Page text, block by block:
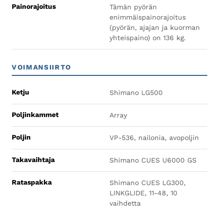
Painorajoitus
Tämän pyörän
enimmäispainorajoitus
(pyörän, ajajan ja kuorman
yhteispaino) on 136 kg.
VOIMANSIIRTO
Ketju Shimano LG500
Poljinkammet Array
Poljin VP-536, nailonia, avopoljin
Takavaihtaja Shimano CUES U6000 GS
Rataspakka
Shimano CUES LG300,
LINKGLIDE, 11-48, 10
vaihdetta